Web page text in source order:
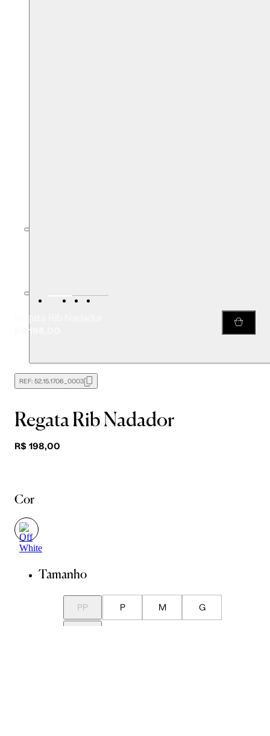
Regata Rib Nadador
R$ 198,00
REF: 52.15.1706_0003
Regata Rib Nadador
R$ 198,00
Cor
Tamanho
PP P M G